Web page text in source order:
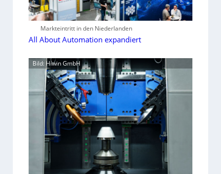
Markteintritt in den Niederlanden
All About Automation expandiert
Bild: Hiwin GmbH